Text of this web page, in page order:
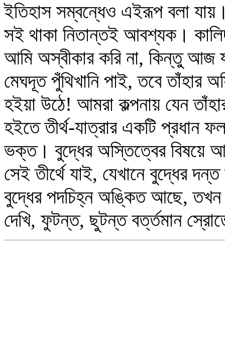
ইতিহাস সম্বন্ধেও এইরূপ বলা
সই থাকা নিতান্তই আবশ্যক।
আমি অস্বীকার করি না, কিন্তু আজ
মেঘদূত পুঁথিখানি পাই, তবে তাঁহার
হইয়া উঠে! আমরা কল্পনায় যেন
হইতে তীর্থ-যাত্রার একটি
ভক্ত। বুদ্ধের অস্তিত্বের বিষয়ে
সেই তীর্থে যাই, যেখানে বুদ্ধের
বুদ্ধের পদচিহ্ন অঙ্কিত আছে,
দেখি, ফুটন্ত, ছুটন্ত বর্ত্তমান